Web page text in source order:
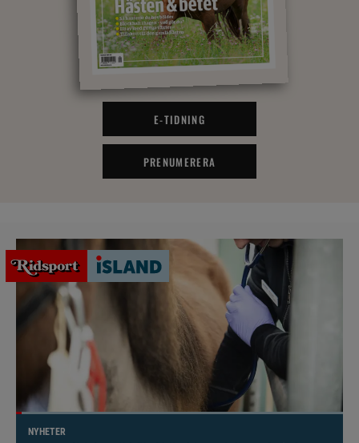
E-TIDNING
PRENUMERERA
NYHETER